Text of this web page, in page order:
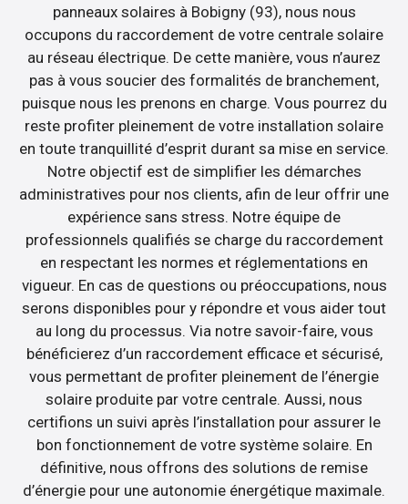
panneaux solaires à Bobigny (93), nous nous
occupons du raccordement de votre centrale solaire
au réseau électrique. De cette manière, vous n’aurez
pas à vous soucier des formalités de branchement,
puisque nous les prenons en charge. Vous pourrez du
reste profiter pleinement de votre installation solaire
en toute tranquillité d’esprit durant sa mise en service.
Notre objectif est de simplifier les démarches
administratives pour nos clients, afin de leur offrir une
expérience sans stress. Notre équipe de
professionnels qualifiés se charge du raccordement
en respectant les normes et réglementations en
vigueur. En cas de questions ou préoccupations, nous
serons disponibles pour y répondre et vous aider tout
au long du processus. Via notre savoir-faire, vous
bénéficierez d’un raccordement efficace et sécurisé,
vous permettant de profiter pleinement de l’énergie
solaire produite par votre centrale. Aussi, nous
certifions un suivi après l’installation pour assurer le
bon fonctionnement de votre système solaire. En
définitive, nous offrons des solutions de remise
d’énergie pour une autonomie énergétique maximale.